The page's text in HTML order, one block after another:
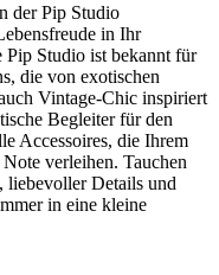
der Pip Studio
in Ihr
Pip Studio ist bekannt für
die von exotischen
Vintage-Chic inspiriert
Begleiter für den
Accessoires, die Ihrem
verleihen. Tauchen
liebevoller Details und
in eine kleine